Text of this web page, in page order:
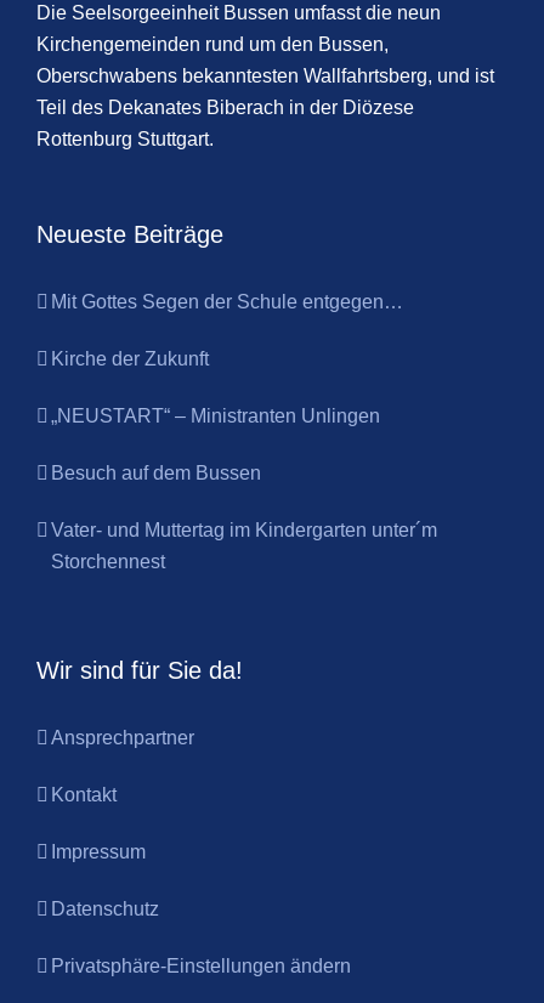
Die Seelsorgeeinheit Bussen umfasst die neun
Kirchengemeinden rund um den Bussen,
Oberschwabens bekanntesten Wallfahrtsberg, und ist
Teil des Dekanates Biberach in der Diözese
Rottenburg Stuttgart.
Neueste Beiträge
Mit Gottes Segen der Schule entgegen…
Kirche der Zukunft
„NEUSTART“ – Ministranten Unlingen
Besuch auf dem Bussen
Vater- und Muttertag im Kindergarten unter´m
Storchennest
Wir sind für Sie da!
Ansprechpartner
Kontakt
Impressum
Datenschutz
Privatsphäre-Einstellungen ändern